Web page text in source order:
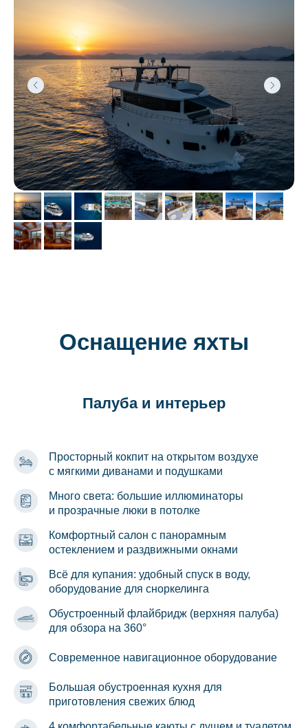
Оснащение яхты
Палуба и интерьер
Просторный кокпит на открытом воздухе
с мягкими диванами и подушками
Много света: большие иллюминаторы
и прозрачные люки в потолке
Комфортный салон с панорамным
остеклением и раздвижными окнами
Всё для купания: удобный спуск в воду,
оборудование для сноркелинга
Обустроенный флайбридж (верхняя палуба)
для обзора на 360°
Современное навигационное оборудование
Большая обустроенная кухня для
приготовления свежих блюд